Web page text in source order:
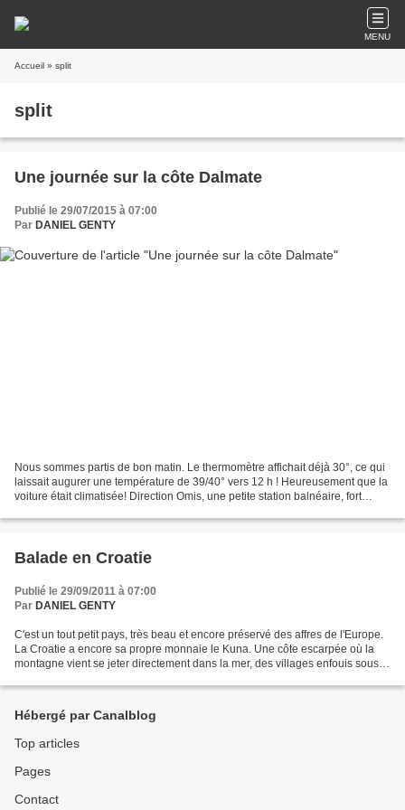
MENU
Accueil » split
split
Une journée sur la côte Dalmate
Publié le 29/07/2015 à 07:00
Par DANIEL GENTY
Nous sommes partis de bon matin. Le thermomètre affichait déjà 30°, ce qui
laissait augurer une température de 39/40° vers 12 h ! Heureusement que la
voiture était climatisée! Direction Omis, une petite station balnéaire, fort
Balade en Croatie
Publié le 29/09/2011 à 07:00
Par DANIEL GENTY
C'est un tout petit pays, très beau et encore préservé des affres de l'Europe.
La Croatie a encore sa propre monnaie le Kuna. Une côte escarpée où la
montagne vient se jeter directement dans la mer, des villages enfouis sous
Hébergé par Canalblog
Top articles
Pages
Contact